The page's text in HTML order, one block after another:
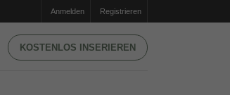
Anmelden Registrieren
KOSTENLOS INSERIEREN